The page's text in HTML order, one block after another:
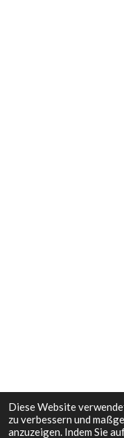
Diese Website
zu verbessern und
anzuzeigen. Indem Sie